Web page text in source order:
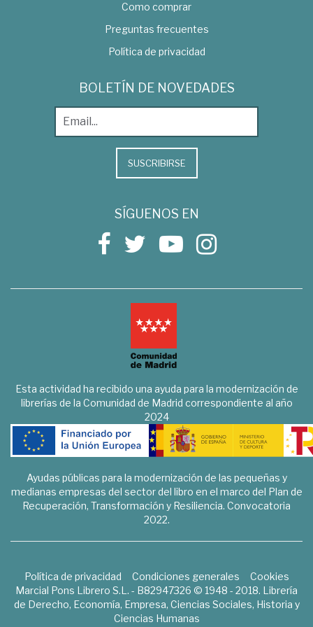
Como comprar
Preguntas frecuentes
Política de privacidad
BOLETÍN DE NOVEDADES
SUSCRIBIRSE
SÍGUENOS EN
Esta actividad ha recibido una ayuda para la modernización de
librerías de la Comunidad de Madrid correspondiente al año
2024
Ayudas públicas para la modernización de las pequeñas y
medianas empresas del sector del libro en el marco del Plan de
Recuperación, Transformación y Resiliencia. Convocatoria
2022.
Política de privacidad Condiciones generales
Cookies
Marcial Pons Librero S.L. - B82947326 © 1948 - 2018. Librería
de Derecho, Economía, Empresa, Ciencias Sociales, Historia y
Ciencias Humanas